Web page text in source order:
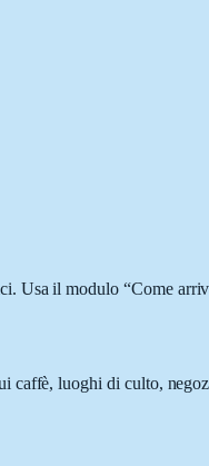
il modulo “Come
caffè, luoghi di culto,